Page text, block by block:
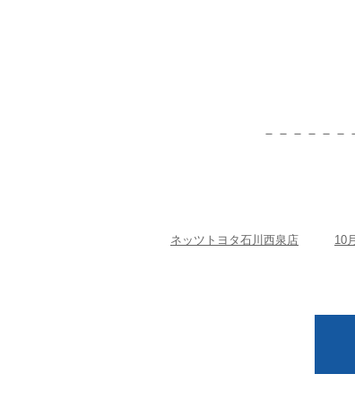
－－－－－－
ネッツトヨタ石川西泉店 10